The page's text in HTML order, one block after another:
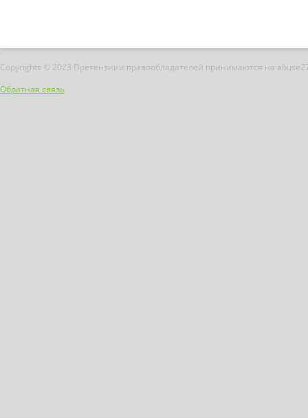
Copyrights © 2023 Претензиии правообладателей принимаются на
Обратная связь